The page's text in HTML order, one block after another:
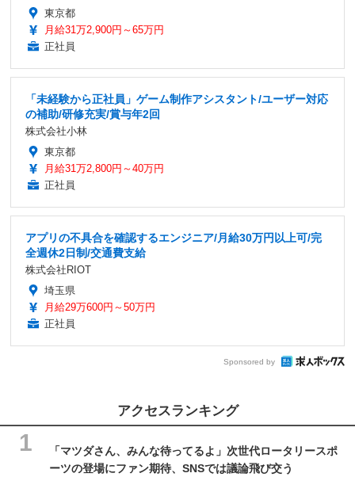
東京都
月給31万2,900円～65万円
正社員
「未経験から正社員」ゲーム制作アシスタント/ユーザー対応
の補助/研修充実/賞与年2回
株式会社小林
東京都
月給31万2,800円～40万円
正社員
アプリの不具合を確認するエンジニア/月給30万円以上可/完
全週休2日制/交通費支給
株式会社RIOT
埼玉県
月給29万600円～50万円
正社員
Sponsored by
アクセスランキング
「マツダさん、みんな待ってるよ」次世代ロータリースポ
ーツの登場にファン期待、SNSでは議論飛び交う